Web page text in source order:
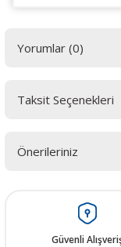
Yorumlar (0)
Bu ürüne ilk yorumu siz
Taksit Seçenekleri
Önerileriniz
yetersiz gördüğünüz
Görüş ve önerileriniz
Güvenli